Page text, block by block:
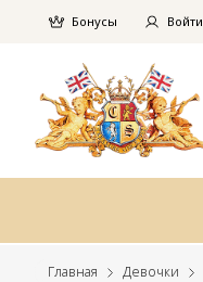
Бонусы Войти
Главная Девочки